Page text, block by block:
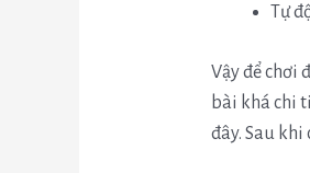
Tự
Vậy để chơi
bài khá chi
đây. Sau khi